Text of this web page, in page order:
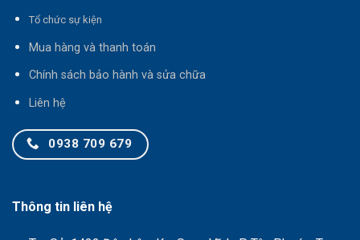
Tổ chức sự kiện
Mua hàng và thanh toán
Chính sách bảo hành và sửa chữa
Liên hệ
0938 709 679
Thông tin liên hệ